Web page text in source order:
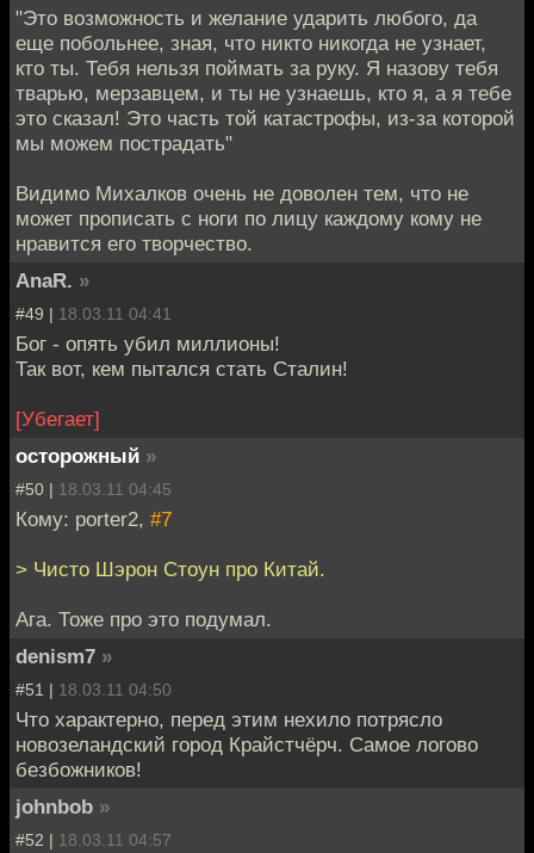
"Это возможность и желание ударить любого, да
еще побольнее, зная, что никто никогда не узнает,
кто ты. Тебя нельзя поймать за руку. Я назову тебя
тварью, мерзавцем, и ты не узнаешь, кто я, а я тебе
это сказал! Это часть той катастрофы, из-за которой
мы можем пострадать"
Видимо Михалков очень не доволен тем, что не
может прописать с ноги по лицу каждому кому не
нравится его творчество.
AnaR. »
#49 | 18.03.11 04:41
Бог - опять убил миллионы!
Так вот, кем пытался стать Сталин!
[Убегает]
осторожный »
#50 | 18.03.11 04:45
Кому: porter2, #7
> Чисто Шэрон Стоун про Китай.
Ага. Тоже про это подумал.
denism7 »
#51 | 18.03.11 04:50
Что характерно, перед этим нехило потрясло
новозеландский город Крайстчёрч. Самое логово
безбожников!
johnbob »
#52 | 18.03.11 04:57